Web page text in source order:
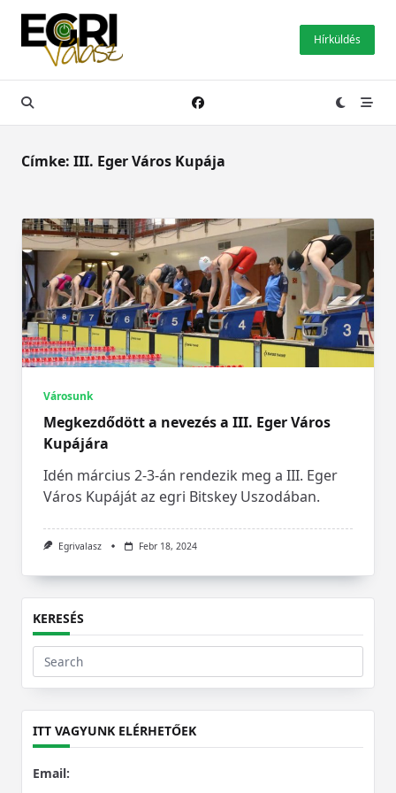
Skip
content
Hírküldés
Címke: III. Eger Város Kupája
Városunk
Megkezdődött a nevezés a III. Eger Város
Kupájára
Idén március 2-3-án rendezik meg a III. Eger
Város Kupáját az egri Bitskey Uszodában.
Egrivalasz Febr 18, 2024
KERESÉS
Search
for:
ITT VAGYUNK ELÉRHETŐEK
Email: